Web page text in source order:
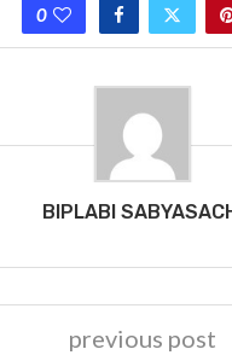
0
BIPLABI
previous post